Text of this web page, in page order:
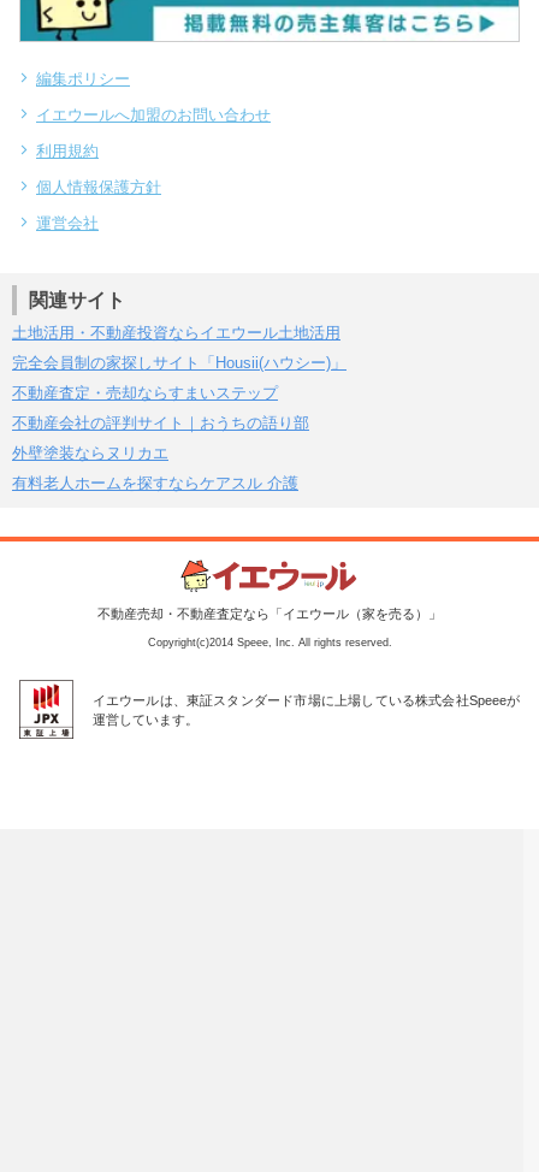
編集ポリシー
イエウールへ加盟のお問い合わせ
利用規約
個人情報保護方針
運営会社
関連サイト
土地活用・不動産投資ならイエウール土地活用
完全会員制の家探しサイト「Housii(ハウシー)」
不動産査定・売却ならすまいステップ
不動産会社の評判サイト｜おうちの語り部
外壁塗装ならヌリカエ
有料老人ホームを探すならケアスル 介護
不動産売却・不動産査定なら「イエウール（家を売る）」
Copyright(c)2014 Speee, Inc. All rights reserved.
イエウールは、東証スタンダード市場に上場している株式会社Speeeが
運営しています。